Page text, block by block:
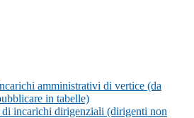
amministrativi di vertice (da
in tabelle)
incarichi dirigenziali (dirigenti non